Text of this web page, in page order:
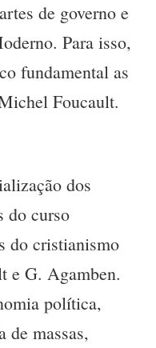
de governo e
Para isso,
fundamental as
Foucault.
dos
do curso
do cristianismo
e G. Agamben.
política,
de massas,